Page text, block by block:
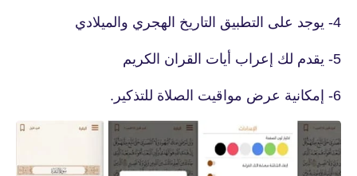
4- يوجد على التطبيق التاريخ الهجري والميلادي
5- يقدم لك إعراب أيات القران الكريم
6- إمكانية عرض مواقيت الصلاة للتذكير.